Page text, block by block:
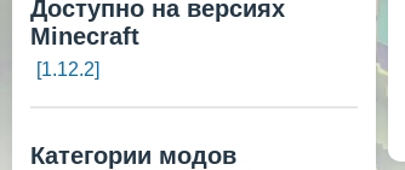
Доступно на версиях
Minecraft
[1.12.2]
Категории модов